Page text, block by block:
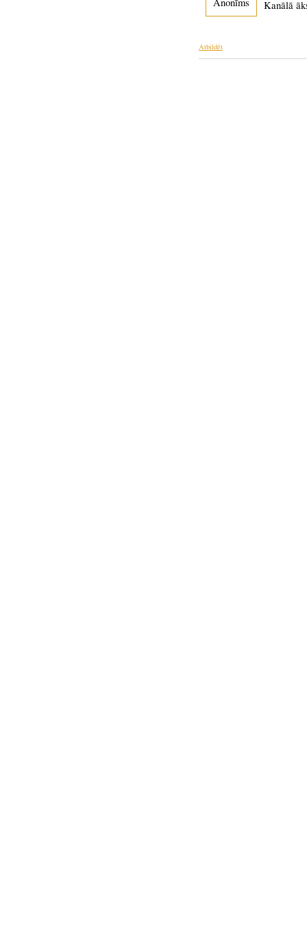
Kanālā
Atbildēt